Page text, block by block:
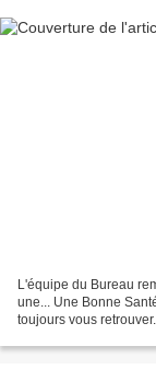
L'équipe du Bureau
une... Une Bonne
toujours vous